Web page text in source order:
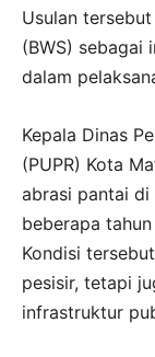
Usulan
(BWS) sebagai
dalam
Kepala Dinas
(PUPR) Kota
abrasi pantai di
beberapa
Kondisi
pesisir, tetapi
infrastruktur